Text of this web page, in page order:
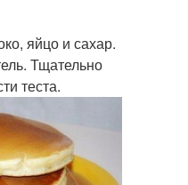
яйцо и сахар.
Тщательно
теста.